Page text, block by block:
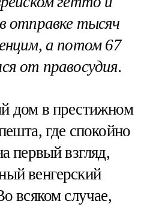
отправке тысяч
а потом 67
от правосудия.
дом в престижном
где спокойно
первый взгляд,
венгерский
всяком случае,